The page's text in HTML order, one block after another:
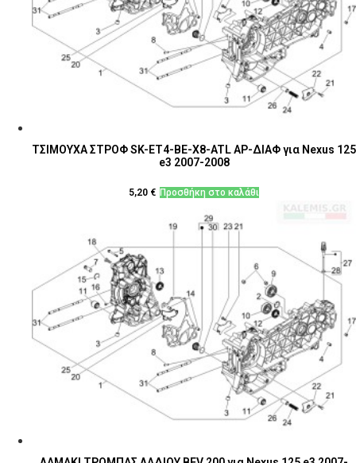
ΤΣΙΜΟΥΧΑ ΣΤΡΟΦ SK-ΕΤ4-BE-X8-ATL ΑΡ-ΔΙΑΦ για Nexus 125
e3 2007-2008
5,20 € Προσθήκη στο καλάθι